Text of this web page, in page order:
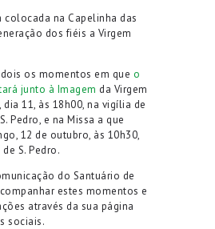
colocada na Capelinha das
dos fiéis a Virgem
os momentos em que o
junto à Imagem da Virgem
11, às 18h00, na vigília de
Pedro, e na Missa a que
12 de outubro, às 10h30,
S. Pedro.
do Santuário de
estes momentos e
através da sua página
sociais.